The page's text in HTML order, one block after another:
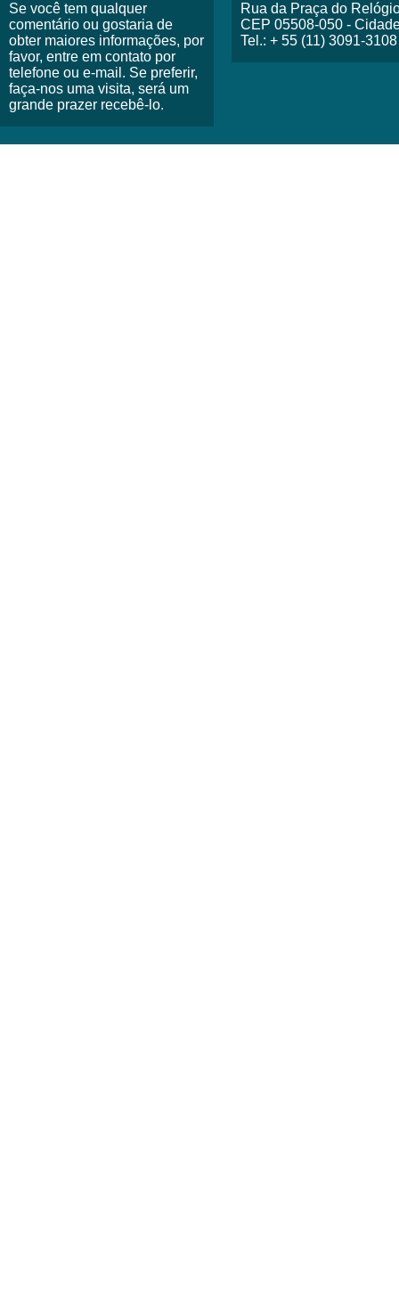
Se você tem qualquer
comentário ou gostaria de
obter maiores informações, por
favor, entre em contato por
telefone ou e-mail. Se preferir,
faça-nos uma visita, será um
grande prazer recebê-lo.
Rua da Praça do
CEP 05508-050 -
Tel.: + 55 (11) 3091-3108